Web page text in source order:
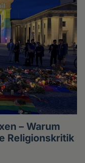
– Warum
Religionskritik